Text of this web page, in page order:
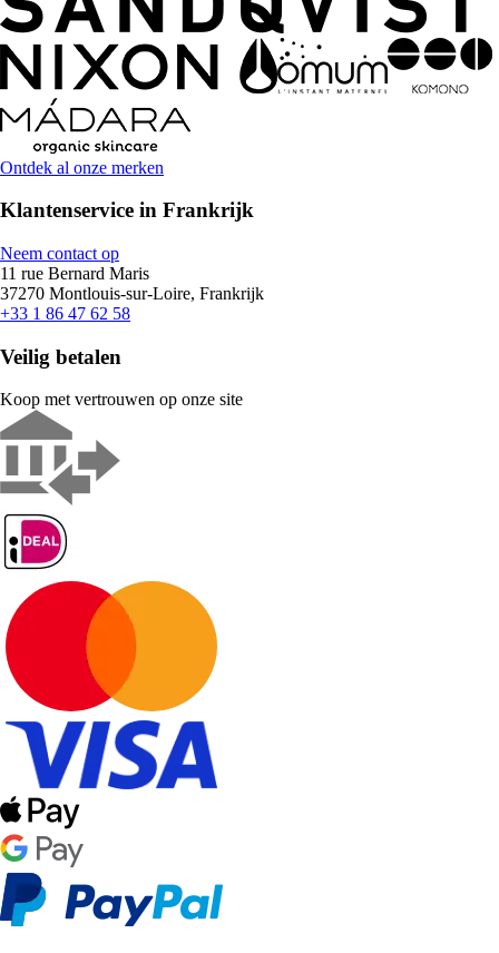
Ontdek al onze merken
Klantenservice in Frankrijk
Neem contact op
11 rue Bernard Maris
37270 Montlouis-sur-Loire, Frankrijk
+33 1 86 47 62 58
Veilig betalen
Koop met vertrouwen op onze site